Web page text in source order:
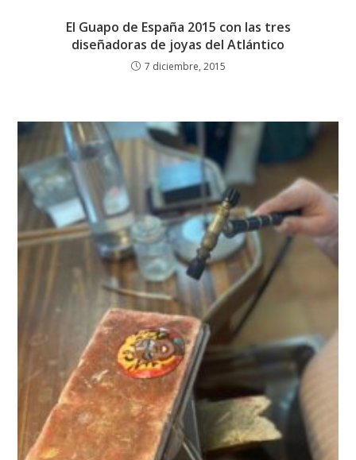
El Guapo de España 2015 con las tres
diseñadoras de joyas del Atlántico
7 diciembre, 2015